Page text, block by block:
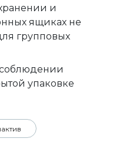
и
ящиках не
групповых
упаковке